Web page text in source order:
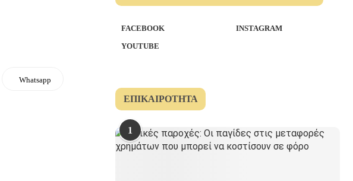
Whatsapp
FACEBOOK
INSTAGRAM
YOUTUBE
ΕΠΙΚΑΙΡΌΤΗΤΑ
1